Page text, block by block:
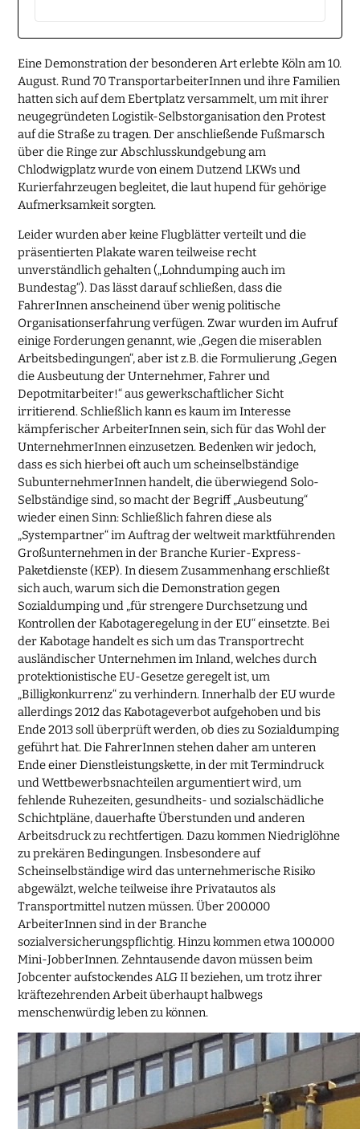
Eine Demonstration der besonderen Art erlebte Köln am 10.
August. Rund 70 TransportarbeiterInnen und ihre Familien
hatten sich auf dem Ebertplatz versammelt, um mit ihrer
neugegründeten Logistik-Selbstorganisation den Protest
auf die Straße zu tragen. Der anschließende Fußmarsch
über die Ringe zur Abschlusskundgebung am
Chlodwigplatz wurde von einem Dutzend LKWs und
Kurierfahrzeugen begleitet, die laut hupend für gehörige
Aufmerksamkeit sorgten.
Leider wurden aber keine Flugblätter verteilt und die
präsentierten Plakate waren teilweise recht
unverständlich gehalten („Lohndumping auch im
Bundestag“). Das lässt darauf schließen, dass die
FahrerInnen anscheinend über wenig politische
Organisationserfahrung verfügen. Zwar wurden im Aufruf
einige Forderungen genannt, wie „Gegen die miserablen
Arbeitsbedingungen“, aber ist z.B. die Formulierung „Gegen
die Ausbeutung der Unternehmer, Fahrer und
Depotmitarbeiter!“ aus gewerkschaftlicher Sicht
irritierend. Schließlich kann es kaum im Interesse
kämpferischer ArbeiterInnen sein, sich für das Wohl der
UnternehmerInnen einzusetzen. Bedenken wir jedoch,
dass es sich hierbei oft auch um scheinselbständige
SubunternehmerInnen handelt, die überwiegend Solo-
Selbständige sind, so macht der Begriff „Ausbeutung“
wieder einen Sinn: Schließlich fahren diese als
„Systempartner“ im Auftrag der weltweit marktführenden
Großunternehmen in der Branche Kurier-Express-
Paketdienste (KEP). In diesem Zusammenhang erschließt
sich auch, warum sich die Demonstration gegen
Sozialdumping und „für strengere Durchsetzung und
Kontrollen der Kabotageregelung in der EU“ einsetzte. Bei
der Kabotage handelt es sich um das Transportrecht
ausländischer Unternehmen im Inland, welches durch
protektionistische EU-Gesetze geregelt ist, um
„Billigkonkurrenz“ zu verhindern. Innerhalb der EU wurde
allerdings 2012 das Kabotageverbot aufgehoben und bis
Ende 2013 soll überprüft werden, ob dies zu Sozialdumping
geführt hat. Die FahrerInnen stehen daher am unteren
Ende einer Dienstleistungskette, in der mit Termindruck
und Wettbewerbsnachteilen argumentiert wird, um
fehlende Ruhezeiten, gesundheits- und sozialschädliche
Schichtpläne, dauerhafte Überstunden und anderen
Arbeitsdruck zu rechtfertigen. Dazu kommen Niedriglöhne
zu prekären Bedingungen. Insbesondere auf
Scheinselbständige wird das unternehmerische Risiko
abgewälzt, welche teilweise ihre Privatautos als
Transportmittel nutzen müssen. Über 200.000
ArbeiterInnen sind in der Branche
sozialversicherungspflichtig. Hinzu kommen etwa 100.000
Mini-JobberInnen. Zehntausende davon müssen beim
Jobcenter aufstockendes ALG II beziehen, um trotz ihrer
kräftezehrenden Arbeit überhaupt halbwegs
menschenwürdig leben zu können.